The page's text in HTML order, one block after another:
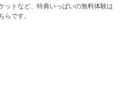
ットなど、特典いっぱいの無料体験は
らです。